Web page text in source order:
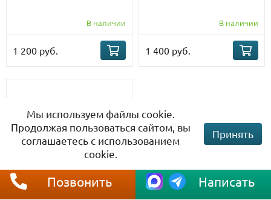
В наличии
1 200 руб.
В наличии
1 400 руб.
Позвонить Написать
Мы используем файлы cookie.
Продолжая пользоваться сайтом, вы
соглашаетесь с использованием
cookie.
Принять